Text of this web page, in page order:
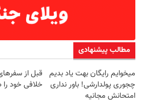
مطالب پیشنهادی
میخوایم رایگان بهت یاد بدیم
چجوری پولدارشی! باور نداری
امتحانش مجانیه
قبل از
خلافی خود